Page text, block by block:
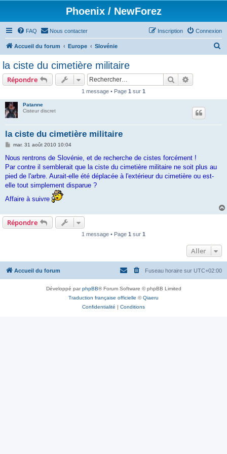
Phoenix / NewForez
FAQ Nous contacter Connexion
Inscription
Accueil du forum Europe Slovénie
la ciste du cimetière militaire
Répondre Rechercher
1 message • Page 1 sur 1
Patanne
Cisteur discret
la ciste du cimetière militaire
M
s
a
g
mar. 31 août 2010 10:04
Nous rentrons de Slovénie, et de recherche de cistes forcément !
Par contre il semblerait que la ciste du cimetière militaire ne soit plus au
pied de l'arbre. Aurait-elle été déplacée à l'extérieur du cimetière ou est-
elle tout simplement disparue ?
Affaire à suivre
Répondre
1 message • Page 1 sur 1
Aller
Accueil du forum Fuseau horaire sur UTC+02:00
Développé parphpBB® Forum Software © phpBB Limited
Traduction française officielle ©Qiaeru
Confidentialité | Conditions